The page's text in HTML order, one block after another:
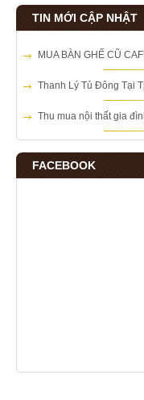
TIN MỚI CẬP NHẬT
MUA BÀN GHẾ CŨ
Thanh Lý Tủ Đông Tại
Thu mua nội thất gia
FACEBOOK